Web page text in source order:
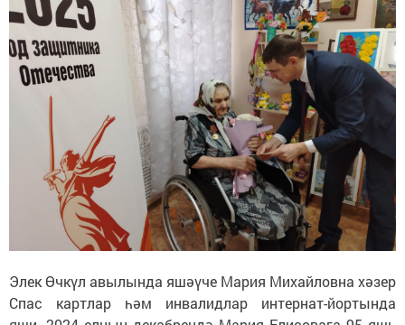
Элек Өчкүл авылында яшәүче Мария Михайловна хәзер
Спас картлар һәм инвалидлар интернат-йортында